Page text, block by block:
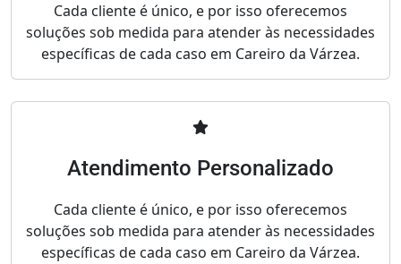
Cada cliente é único, e por isso oferecemos
soluções sob medida para atender às necessidades
específicas de cada caso em Careiro da Várzea.
Atendimento Personalizado
Cada cliente é único, e por isso oferecemos
soluções sob medida para atender às necessidades
específicas de cada caso em Careiro da Várzea.